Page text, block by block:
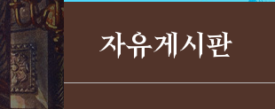
자유게시판